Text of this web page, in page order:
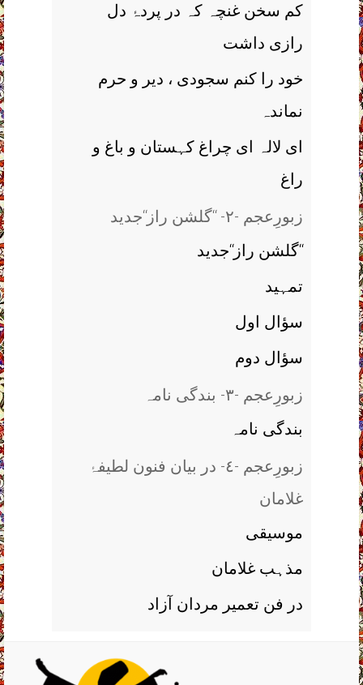
کم سخن غنچہ کہ در پردۂ دل
رازی داشت
خود را کنم سجودی ، دیر و حرم
نماندہ
ای لالہ ای چراغ کہستان و باغ و
راغ
زبورِعجم -٢- ‘‘گلشن راز‘‘جدید
گلشن راز‘‘جدید‘‘
تمہید
سؤال اول
سؤال دوم
زبورِعجم -٣- بندگی نامہ
بندگی نامہ
زبورِعجم -٤- در بیان فنون لطیفۂ
غلامان
موسیقی
مذہب غلامان
در فن تعمیر مردان آزاد